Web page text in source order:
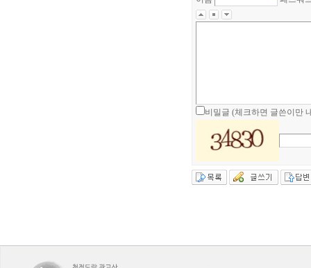
비밀글 (체크하면 글쓴이만